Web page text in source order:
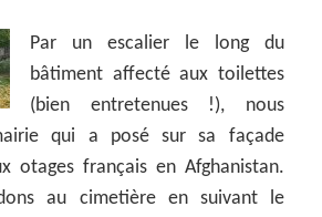
Par un escalier le long du
bâtiment affecté aux toilettes
(bien entretenues !), nous
qui a posé sur sa façade
otages français en Afghanistan.
au cimetière en suivant le